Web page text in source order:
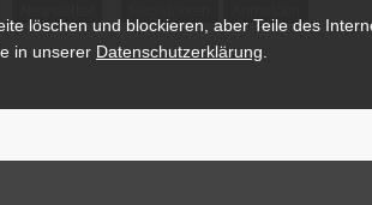
löschen und blockieren, aber Teile des
in unserer Datenschutzerklärung